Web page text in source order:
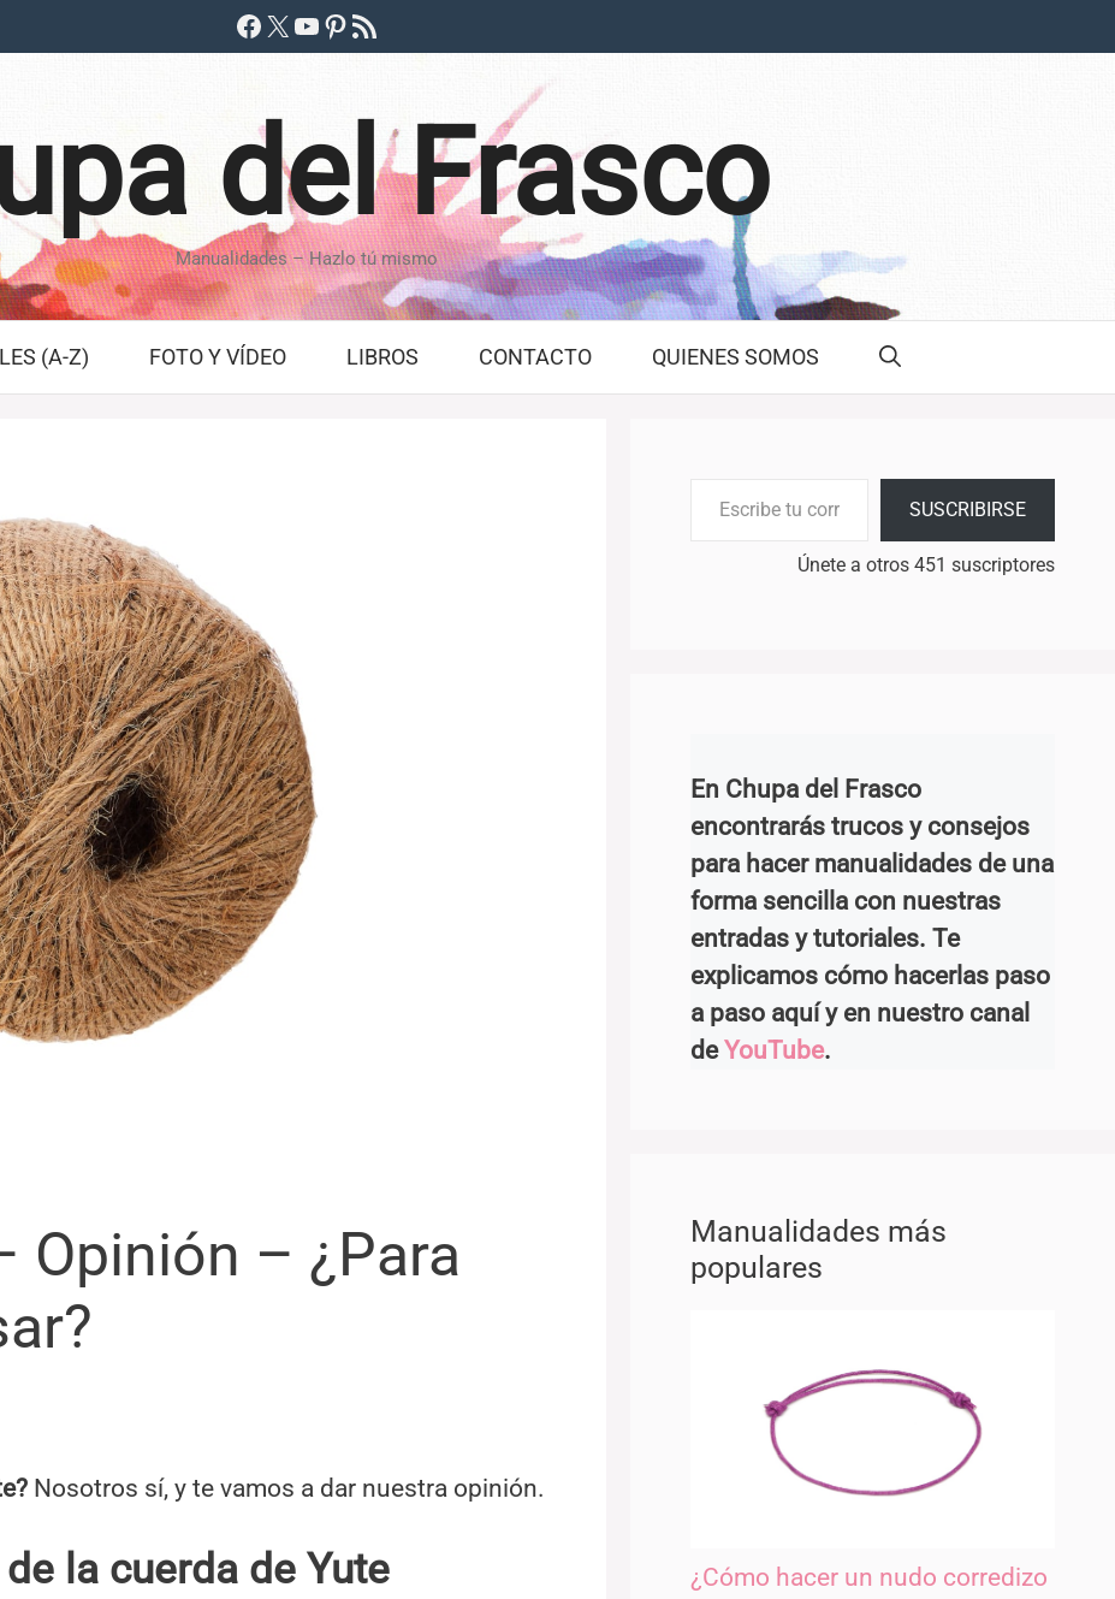
Facebook
X YouTube
Pinterest
Feed RSS
del Frasco
Manualidades – Hazlo tú mismo
(A-Z) FOTO Y VÍDEO LIBROS CONTACTO QUIENES SOMOS
Opinión – ¿Para
Nosotros sí, y te vamos a dar nuestra opinión.
la cuerda de Yute
SUSCRIBIRSE
Únete a otros 451 suscriptores
En Chupa del Frasco
encontrarás trucos y consejos
para hacer manualidades de una
forma sencilla con nuestras
entradas y tutoriales. Te
explicamos cómo hacerlas paso
a paso aquí y en nuestro canal
deYouTube.
Manualidades más
populares
¿Cómo hacer un nudo corredizo